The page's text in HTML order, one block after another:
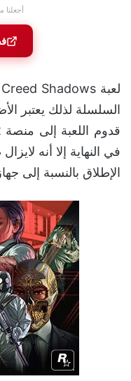
السلسلة لذلك يعتبر
في النهاية إلا أنه
الإطلاق بالنسبة إلى